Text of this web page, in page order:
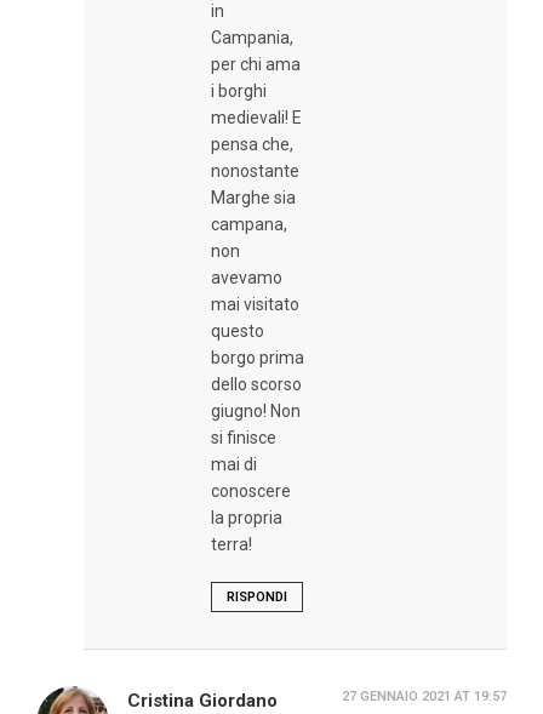
in
Campania,
per chi ama
i borghi
medievali! E
pensa che,
nonostante
Marghe sia
campana,
non
avevamo
mai visitato
questo
borgo prima
dello scorso
giugno! Non
si finisce
mai di
conoscere
la propria
terra!
RISPONDI
Cristina Giordano 27 GENNAIO 2021 AT 19:57